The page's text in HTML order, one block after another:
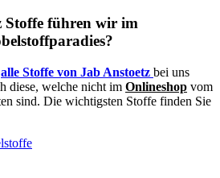
Stoffe führen wir im
alle Stoffe von Jab Anstoetz bei uns
diese, welche nicht im Onlineshop vom
sind. Die wichtigsten Stoffe finden Sie